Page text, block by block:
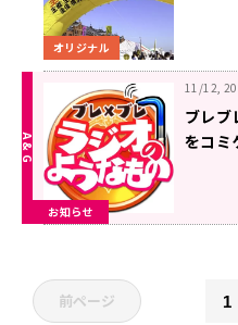
オリジナル
お知らせ
11/12,
ブレ
をコミ
前ページ